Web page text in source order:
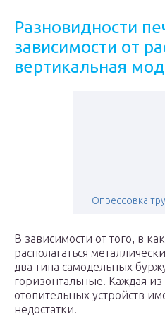
Разновидности
зависимости от
вертикальная
Опрессовка
В зависимости от того, в
располагаться
два типа самодельных
горизонтальные. Каждая
отопительных устройств
недостатки.